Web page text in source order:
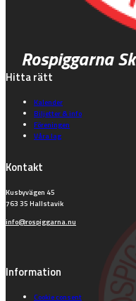
Rospiggarna Sk
Hitta rätt
Kalender
Biljetter & info
Föreningen
Våra lag
Kontakt
Kusbyvägen 45
763 35 Hallstavik
info@rospiggarna.nu
Information
Cookie consent